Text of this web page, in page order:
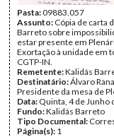
Pasta:09883.057
Assunto: Cópia de carta
Barreto sobre
estar presente em
Exortação à unidade em
CGTP-IN.
Remetente:Kalidás
Destinatário:Álvaro
Presidente da mesa de
Data: Quinta, 4 de Junho
Fundo:Kalidás Barreto
Tipo Documental:
Página(s): 1